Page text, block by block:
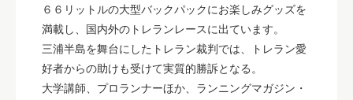
６６リットルの大型バックパックにお楽しみグッズを
満載し、国内外のトレランレースに出ています。
三浦半島を舞台にしたトレラン裁判では、トレラン愛
好者からの助けも受けて実質的勝訴となる。
大学講師、プロランナーほか、ランニングマガジン・